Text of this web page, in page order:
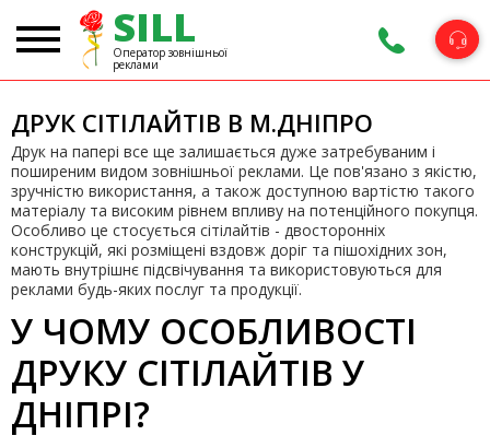
SILL
Оператор зовнішньої
реклами
ДРУК СІТІЛАЙТІВ В М.ДНІПРО
Друк на папері все ще залишається дуже затребуваним і
поширеним видом зовнішньої реклами. Це пов'язано з якістю,
зручністю використання, а також доступною вартістю такого
матеріалу та високим рівнем впливу на потенційного покупця.
Особливо це стосується сітілайтів - двосторонніх
конструкцій, які розміщені вздовж доріг та пішохідних зон,
мають внутрішнє підсвічування та використовуються для
реклами будь-яких послуг та продукції.
У ЧОМУ ОСОБЛИВОСТІ
ДРУКУ СІТІЛАЙТІВ У
ДНІПРІ?